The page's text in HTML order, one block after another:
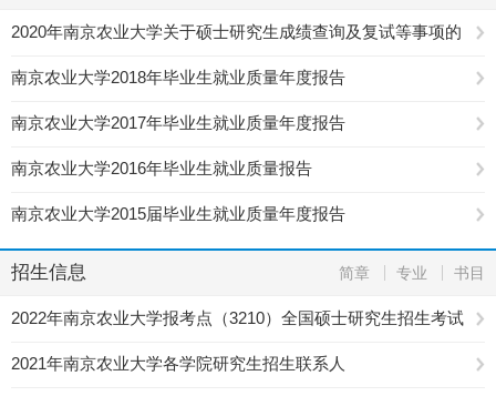
2020年南京农业大学关于硕士研究生成绩查询及复试等事项的
公告
南京农业大学2018年毕业生就业质量年度报告
南京农业大学2017年毕业生就业质量年度报告
南京农业大学2016年毕业生就业质量报告
南京农业大学2015届毕业生就业质量年度报告
招生信息 简章 专业 书目
2022年南京农业大学报考点（3210）全国硕士研究生招生考试
网报公告
2021年南京农业大学各学院研究生招生联系人